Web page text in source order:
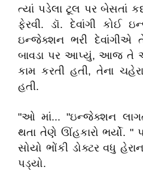
ત્યાં પડેલા ટૂલ પર બેસતાં
ફેરવી. ડૉ. દેવાંગી કોઈ
ઇન્જેક્શન ભરી દેવાંગીએ
બાવડા પર આપ્યું, આજ તે
કામ કરતી હતી, તેના
હતી.
"ઓ માં... "ઇન્જેક્શન
થતા તેણે ઊંહકારો ભર્યો. "
સોયો ભોંકી ડોક્ટર વધુ
પડ્યો.